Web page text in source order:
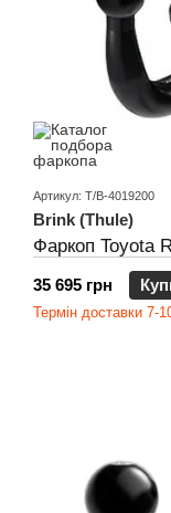
Артикул: T/B-4019200
Brink (Thule)
Фаркоп Toyota
35 695 грн
Термін доставки 7-